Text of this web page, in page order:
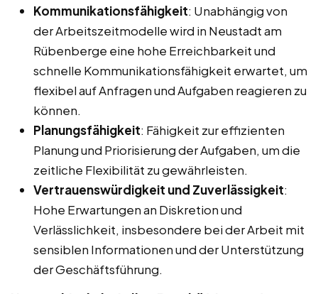
Kommunikationsfähigkeit: Unabhängig von
der Arbeitszeitmodelle wird in Neustadt am
Rübenberge eine hohe Erreichbarkeit und
schnelle Kommunikationsfähigkeit erwartet, um
flexibel auf Anfragen und Aufgaben reagieren zu
können.
Planungsfähigkeit: Fähigkeit zur effizienten
Planung und Priorisierung der Aufgaben, um die
zeitliche Flexibilität zu gewährleisten.
Vertrauenswürdigkeit und Zuverlässigkeit:
Hohe Erwartungen an Diskretion und
Verlässlichkeit, insbesondere bei der Arbeit mit
sensiblen Informationen und der Unterstützung
der Geschäftsführung.